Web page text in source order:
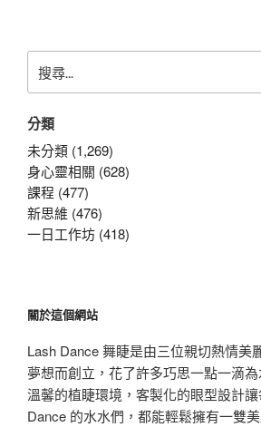
尋
鍵
字:
分類
未分類 (1,269)
身心靈相關 (628)
課程 (477)
新思維 (476)
一日工作坊 (418)
關於這個網站
Lash Dance 舞睫是由三位親切熱情美
夢想而創立，花了許多巧思一點一滴
溫馨的植睫環境，客製化的眼型設計
Dance 的水水們，都能輕鬆擁有一雙